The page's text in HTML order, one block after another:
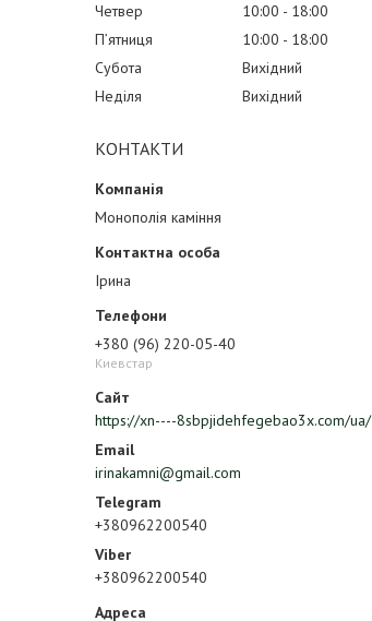
Четвер
10:00
18:00
Пʼятниця
10:00
18:00
Субота
Вихідний
Неділя
Вихідний
КОНТАКТИ
Монополія каміння
Ірина
+380 (96) 220-05-40
Киевстар
https://xn----8sbpjidehfegebao3x.com/ua/
irinakamni@gmail.com
+380962200540
+380962200540